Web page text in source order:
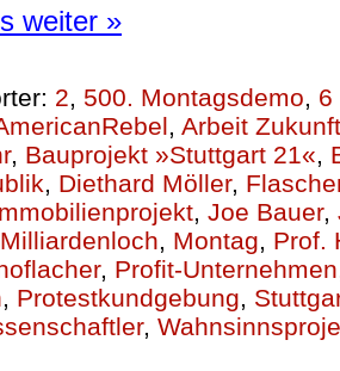
weiter »
2, 500. Montagsdemo, 6
, Arbeit Zukunft
, Bauprojekt »Stuttgart 21«,
, Diethard Möller,
, Joe Bauer,
Milliardenloch, Montag, Prof.
, Profit-Unternehmen
, Protestkundgebung,
,